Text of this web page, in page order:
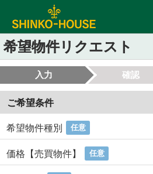
希望物件リクエスト
入力 確認
ご希望条件
希望物件種別 任意
価格【売買物件】 任意